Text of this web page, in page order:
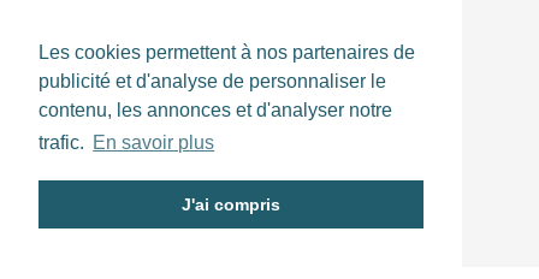
Les cookies permettent à nos partenaires de
publicité et d'analyse de personnaliser le
contenu, les annonces et d'analyser notre
trafic. En savoir plus
J'ai compris